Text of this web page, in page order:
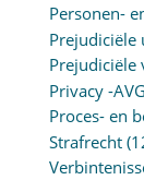
Personen-
Prejudiciële
Prejudiciële
Privacy -AVG
Proces- en
Strafrecht